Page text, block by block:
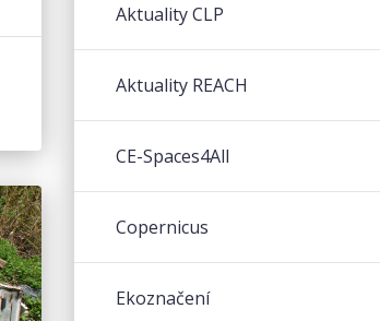
Aktuality CLP
Aktuality REACH
CE-Spaces4All
Copernicus
Ekoznačení